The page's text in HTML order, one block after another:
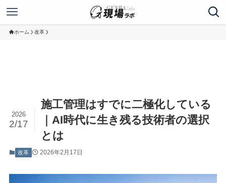
ホーム 改革
施工管理はすでに二極化している
｜AI時代に生き残る技術者の選択
とは
2026
2/17
改革 2026年2月17日